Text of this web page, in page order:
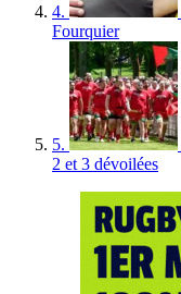
4.
Fourquier
5.
2 et 3 dévoilées